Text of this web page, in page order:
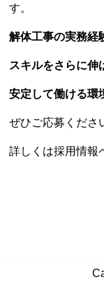
す。
解体工事の実務経
スキルをさらに伸
安定して働ける環
ぜひご応募くださ
詳しくは採用情